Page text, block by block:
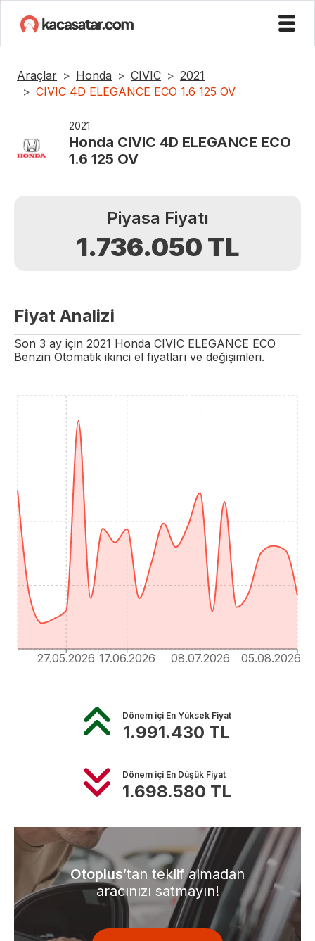
Araçlar Honda CIVIC
2021
CIVIC 4D ELEGANCE ECO 1.6 125 OV
2021
Honda CIVIC 4D ELEGANCE ECO
1.6 125 OV
Piyasa Fiyatı
1.736.050 TL
Fiyat Analizi
Son 3 ay için 2021 Honda CIVIC ELEGANCE ECO
Benzin Otomatik ikinci el fiyatları ve değişimleri.
27.05.2026 17.06.2026 08.07.2026 05.08.2026
Dönem içi En Yüksek Fiyat
1.991.430 TL
Dönem içi En Düşük Fiyat
1.698.580 TL
Otoplus’tan teklif almadan
aracınızı satmayın!